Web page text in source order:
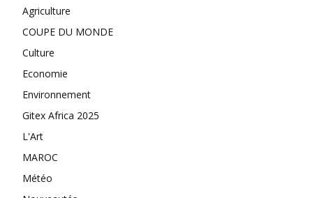
Agriculture
COUPE DU MONDE
Culture
Economie
Environnement
Gitex Africa 2025
L'Art
MAROC
Météo